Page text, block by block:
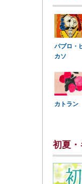
パブロ・
カソ
カトラン
初夏